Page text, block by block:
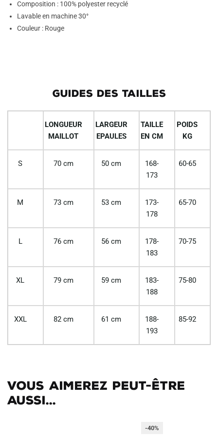
Composition : 100% polyester recyclé
Lavable en machine 30°
Couleur : Rouge
GUIDES DES TAILLES
LONGUEUR
MAILLOT
LARGEUR
EPAULES
TAILLE
EN CM
POIDS
KG
S 70 cm 50 cm
168-
173
60-65
M 73 cm 53 cm
173-
178
65-70
L 76 cm 56 cm
178-
183
70-75
XL 79 cm 59 cm
183-
188
75-80
XXL 82 cm 61 cm
188-
193
85-92
Vous aimerez peut-être
aussi...
-40%